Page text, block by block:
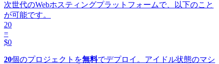
次世代のWebホスティングプラットフォームで、以下のこと
が可能です。
20
=
$0
20個のプロジェクトを無料でデプロイ。アイドル状態のマシ